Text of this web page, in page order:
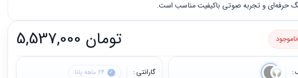
حرفه‌ای و تجربه صوتی باکیفیت مناسب است.
تومان ناموجود
گارانتی 24 ماهه پانا